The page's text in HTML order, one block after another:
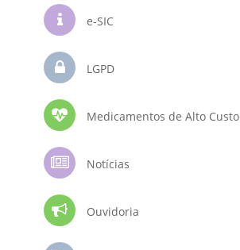
e-SIC
LGPD
Medicamentos de Alto Custo
Notícias
Ouvidoria